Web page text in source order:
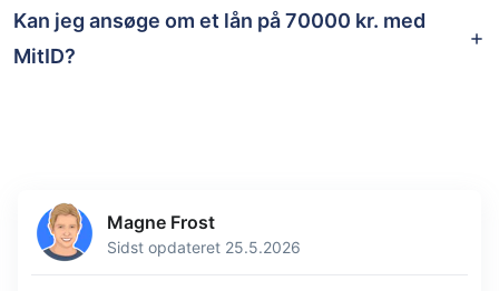
Kan jeg ansøge om et lån på 70000 kr. med
MitID?
Magne Frost
Sidst opdateret 25.5.2026